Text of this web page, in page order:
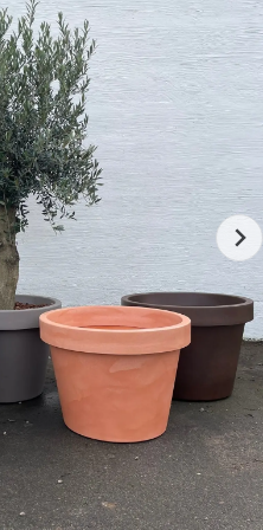
Underlägg
som passar
cm.